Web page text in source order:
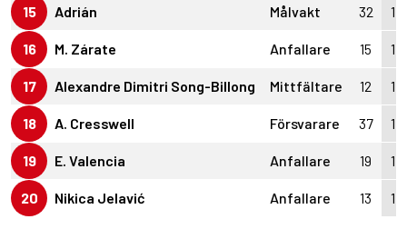
15 Adrián Målvakt 32 1
16 M. Zárate Anfallare 15 1
17 Alexandre Dimitri Song-Billong Mittfältare 12 1
18 A. Cresswell Försvarare 37 1
19 E. Valencia Anfallare 19 1
20 Nikica Jelavić Anfallare 13 1